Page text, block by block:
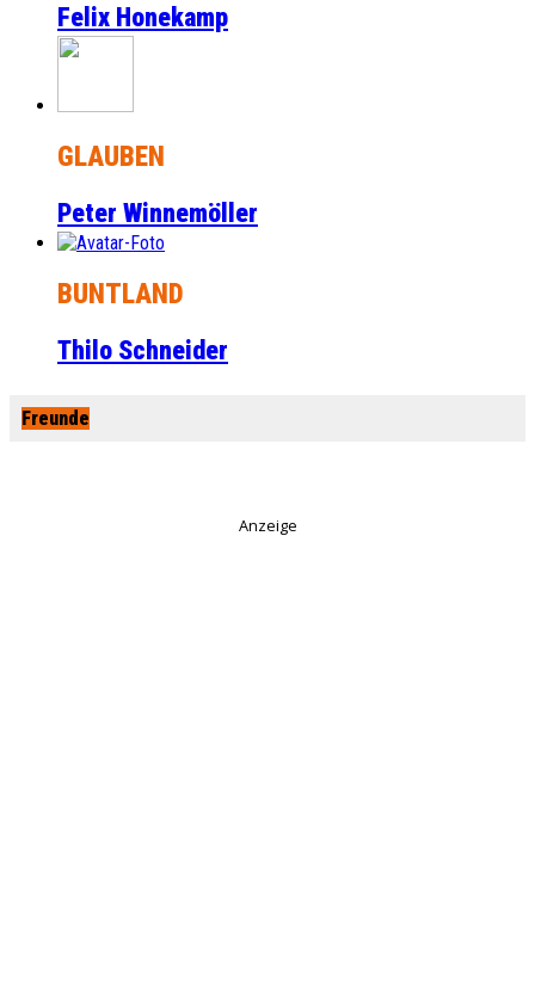
Felix Honekamp
GLAUBEN
Peter Winnemöller
BUNTLAND
Thilo Schneider
Freunde
Anzeige